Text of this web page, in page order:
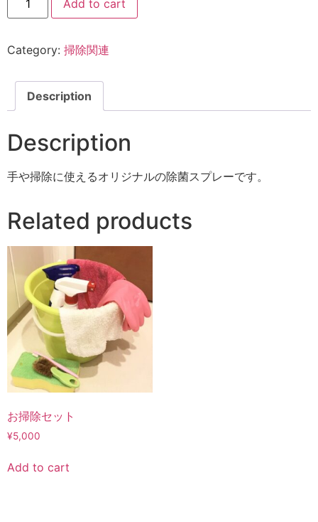
Add to cart
Category: 掃除関連
Description
Description
手や掃除に使えるオリジナルの除菌スプレーです。
Related products
お掃除セット
¥5,000
Add to cart